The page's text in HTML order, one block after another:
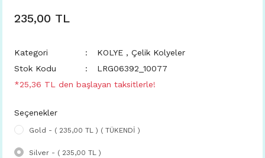
235,00 TL
Kategori KOLYE , Çelik Kolyeler
Stok Kodu
LRG06392_10077
*25,36 TL den başlayan taksitlerle!
Seçenekler
Gold - ( 235,00 TL ) ( TÜKENDİ )
Silver - ( 235,00 TL )